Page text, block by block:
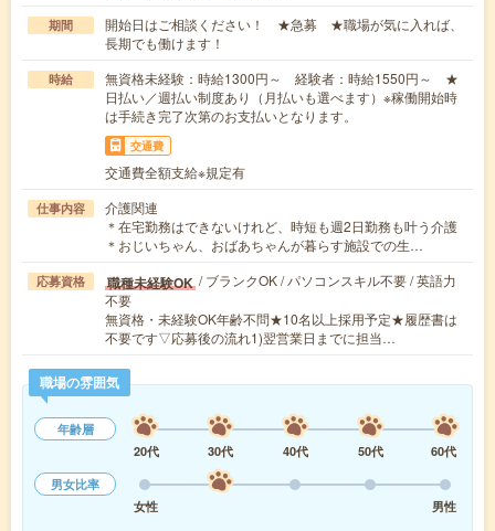
期間
開始日はご相談ください！ ★急募 ★職場が気に入れば、
長期でも働けます！
時給
無資格未経験：時給1300円～ 経験者：時給1550円～ ★
日払い／週払い制度あり（月払いも選べます）※稼働開始時
は手続き完了次第のお支払いとなります。
交通費
交通費全額支給※規定有
仕事内容
介護関連
＊在宅勤務はできないけれど、時短も週2日勤務も叶う介護
＊おじいちゃん、おばあちゃんが暮らす施設での生…
応募資格 職種未経験OK / ブランクOK / パソコンスキル不要 / 英語力
不要
無資格・未経験OK年齢不問★10名以上採用予定★履歴書は
不要です▽応募後の流れ1)翌営業日までに担当…
職場の雰囲気
年齢層
20代
30代 40代 50代
60代
男女比率
女性
男性